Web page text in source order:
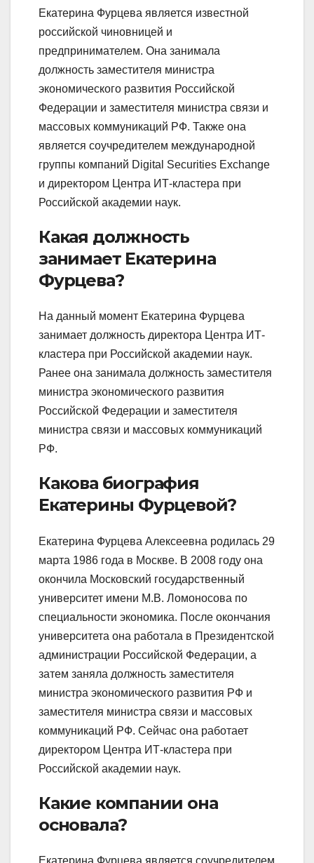
Екатерина Фурцева является известной
российской чиновницей и
предпринимателем. Она занимала
должность заместителя министра
экономического развития Российской
Федерации и заместителя министра связи и
массовых коммуникаций РФ. Также она
является соучредителем международной
группы компаний Digital Securities Exchange
и директором Центра ИТ-кластера при
Российской академии наук.
Какая должность
занимает Екатерина
Фурцева?
На данный момент Екатерина Фурцева
занимает должность директора Центра ИТ-
кластера при Российской академии наук.
Ранее она занимала должность заместителя
министра экономического развития
Российской Федерации и заместителя
министра связи и массовых коммуникаций
РФ.
Какова биография
Екатерины Фурцевой?
Екатерина Фурцева Алексеевна родилась 29
марта 1986 года в Москве. В 2008 году она
окончила Московский государственный
университет имени М.В. Ломоносова по
специальности экономика. После окончания
университета она работала в Президентской
администрации Российской Федерации, а
затем заняла должность заместителя
министра экономического развития РФ и
заместителя министра связи и массовых
коммуникаций РФ. Сейчас она работает
директором Центра ИТ-кластера при
Российской академии наук.
Какие компании она
основала?
Екатерина Фурцева является соучредителем